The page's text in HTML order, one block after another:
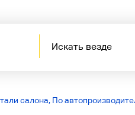
салона, По